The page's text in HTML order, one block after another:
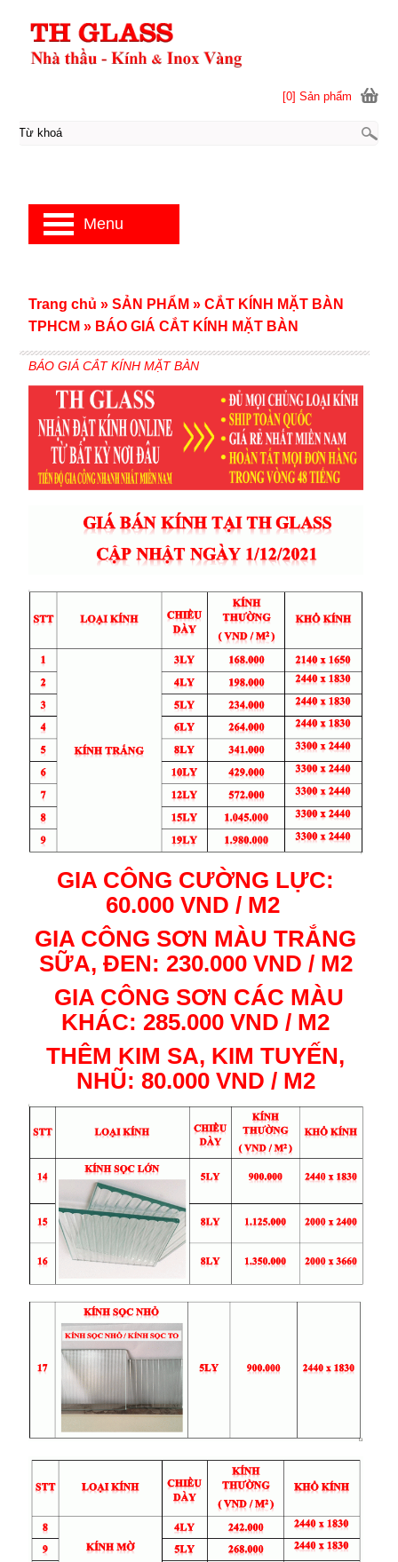
BÁO GIÁ CẮT KÍNH MẶT BÀN
GIA CÔNG CƯỜNG LỰC:
60.000 VND / M2
GIA CÔNG SƠN MÀU TRẮNG
SỮA, ĐEN: 230.000 VND / M2
GIA CÔNG SƠN CÁC MÀU
KHÁC: 285.000 VND / M2
THÊM KIM SA, KIM TUYẾN,
NHŨ: 80.000 VND / M2
Trang chủ » SẢN PHẨM » CẮT KÍNH MẶT BÀN
TPHCM » BÁO GIÁ CẮT KÍNH MẶT BÀN
[0] Sản phẩm
Menu